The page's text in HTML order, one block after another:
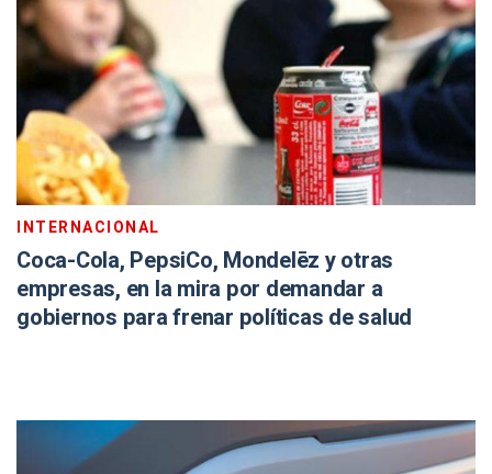
INTERNACIONAL
Coca-Cola, PepsiCo, Mondelēz y otras
empresas, en la mira por demandar a
gobiernos para frenar políticas de salud